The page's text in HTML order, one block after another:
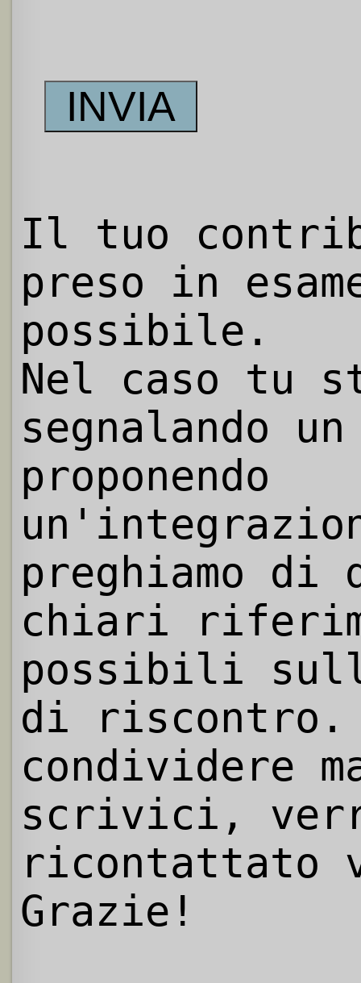
Il tuo
preso in
possibile.
Nel caso tu
segnalando
proponendo
preghiamo
chiari
possibili
di riscontro.
condividere
scrivici,
ricontattato
Grazie!